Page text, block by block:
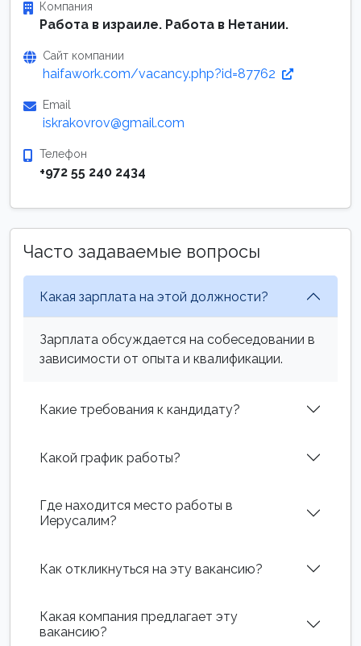
Компания
Работа в израиле. Работа в Нетании.
Сайт компании
haifawork.com/vacancy.php?id=87762
Email
iskrakovrov@gmail.com
Телефон
+972 55 240 2434
Часто задаваемые вопросы
Какая зарплата на этой должности?
Зарплата обсуждается на собеседовании в
зависимости от опыта и квалификации.
Какие требования к кандидату?
Какой график работы?
Где находится место работы в
Иерусалим?
Как откликнуться на эту вакансию?
Какая компания предлагает эту
вакансию?